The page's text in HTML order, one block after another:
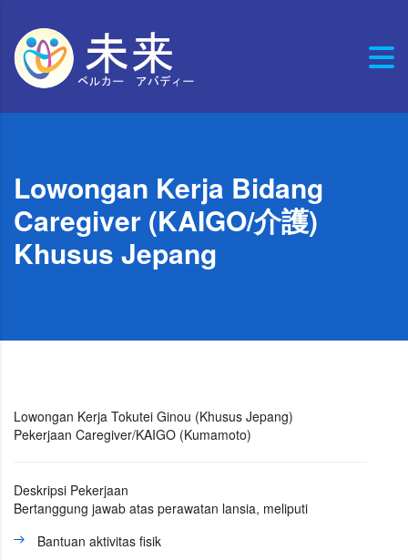
Lowongan Kerja Bidang
Caregiver (KAIGO/介護)
Khusus Jepang
Lowongan Kerja Tokutei Ginou (Khusus Jepang)
Pekerjaan Caregiver/KAIGO (Kumamoto)
Deskripsi Pekerjaan
Bertanggung jawab atas perawatan lansia, meliputi
Bantuan aktivitas fisik